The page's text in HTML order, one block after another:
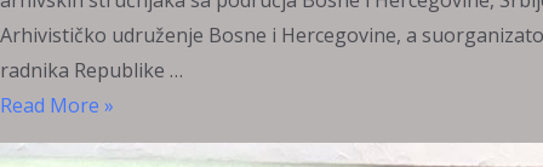
Arhivističko udruženje Bosne i Hercegovine, a
radnika Republike …
Arhivsko
savjetovanje:
Read More »